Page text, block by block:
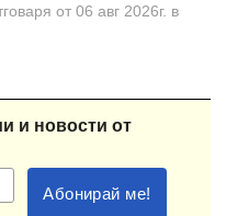
от 06 авг 2026г. в
и новости от